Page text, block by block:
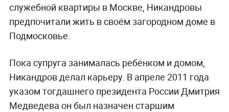
служебной квартиры в Москве, Никандровы
предпочитали жить в своём загородном доме в
Подмосковье.
Пока супруга занималась ребёнком и домом,
Никандров делал карьеру. В апреле 2011 года
указом тогдашнего президента России Дмитрия
Медведева он был назначен старшим